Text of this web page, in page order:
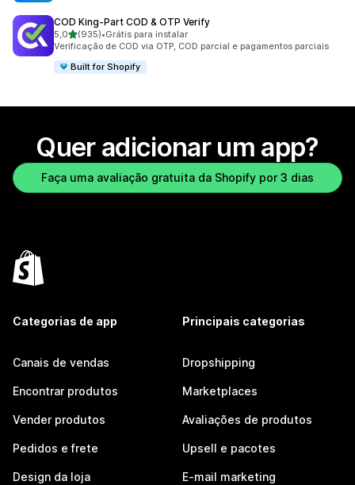
COD King‑Part COD & OTP Verify
5,0de 5 estrelas
(935)
935 avaliações ao todo
•Grátis para instalar
Verificação de COD via OTP, COD parcial e pagamentos parciais
Built for Shopify
Quer adicionar um app?
Faça uma avaliação gratuita da Shopify por 3 dias
Categorias de app
Canais de vendas
Encontrar produtos
Vender produtos
Pedidos e frete
Design da loja
Principais categorias
Dropshipping
Marketplaces
Avaliações de produtos
Upsell e pacotes
E-mail marketing